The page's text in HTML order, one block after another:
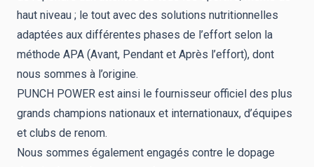
haut niveau ; le tout avec des solutions nutritionnelles
adaptées aux différentes phases de l’effort selon la
méthode APA (Avant, Pendant et Après l’effort), dont
nous sommes à l’origine.
PUNCH POWER est ainsi le fournisseur officiel des plus
grands champions nationaux et internationaux, d’équipes
et clubs de renom.
Nous sommes également engagés contre le dopage